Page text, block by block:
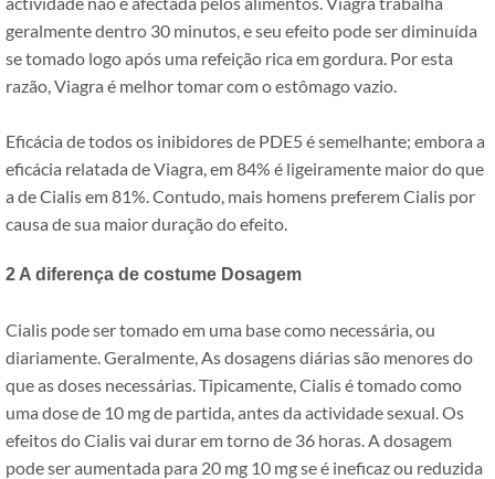
geralmente dentro 30 minutos, e seu efeito pode ser diminuída
se tomado logo após uma refeição rica em gordura. Por esta
razão, Viagra é melhor tomar com o estômago vazio.
Eficácia de todos os inibidores de PDE5 é semelhante; embora a
eficácia relatada de Viagra, em 84% é ligeiramente maior do que
a de Cialis em 81%. Contudo, mais homens preferem Cialis por
causa de sua maior duração do efeito.
2 A diferença de costume Dosagem
Cialis pode ser tomado em uma base como necessária, ou
diariamente. Geralmente, As dosagens diárias são menores do
que as doses necessárias. Tipicamente, Cialis é tomado como
uma dose de 10 mg de partida, antes da actividade sexual. Os
efeitos do Cialis vai durar em torno de 36 horas. A dosagem
pode ser aumentada para 20 mg 10 mg se é ineficaz ou reduzida